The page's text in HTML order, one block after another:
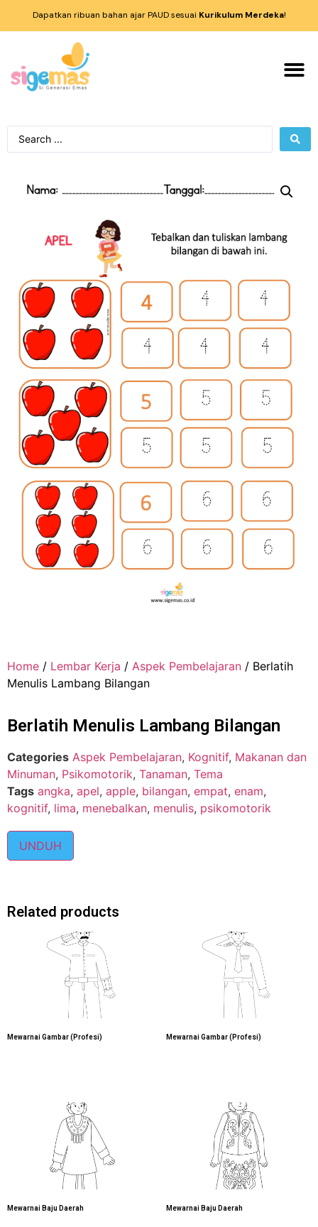
Dapatkan ribuan bahan ajar PAUD sesuai Kurikulum Merdeka!
Home / Lembar Kerja / Aspek Pembelajaran / Berlatih
Menulis Lambang Bilangan
Berlatih Menulis Lambang Bilangan
Categories Aspek Pembelajaran, Kognitif, Makanan dan
Minuman, Psikomotorik, Tanaman, Tema
Tags angka, apel, apple, bilangan, empat, enam,
kognitif, lima, menebalkan, menulis, psikomotorik
UNDUH
Related products
Mewarnai Gambar (Profesi) Mewarnai Gambar (Profesi)
Mewarnai Baju Daerah Mewarnai Baju Daerah